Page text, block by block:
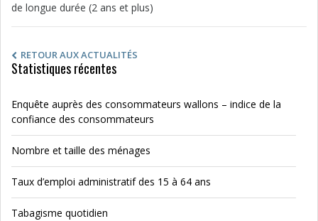
de longue durée (2 ans et plus)
RETOUR AUX ACTUALITÉS
Statistiques récentes
Enquête auprès des consommateurs wallons – indice de la
confiance des consommateurs
Nombre et taille des ménages
Taux d’emploi administratif des 15 à 64 ans
Tabagisme quotidien